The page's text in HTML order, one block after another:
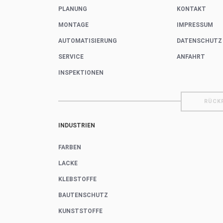
PLANUNG
MONTAGE
AUTOMATISIERUNG
SERVICE
INSPEKTIONEN
KONTAKT
IMPRESSUM
DATENSCHUTZ
ANFAHRT
INDUSTRIEN
FARBEN
LACKE
KLEBSTOFFE
BAUTENSCHUTZ
KUNSTSTOFFE